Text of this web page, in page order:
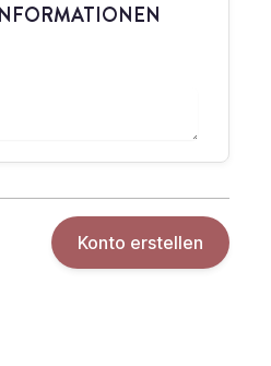
Konto erstellen